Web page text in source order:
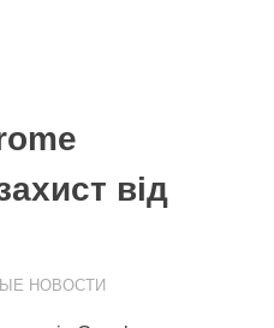
від
НОВОСТИ